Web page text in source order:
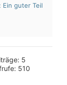
guter Teil
5
510